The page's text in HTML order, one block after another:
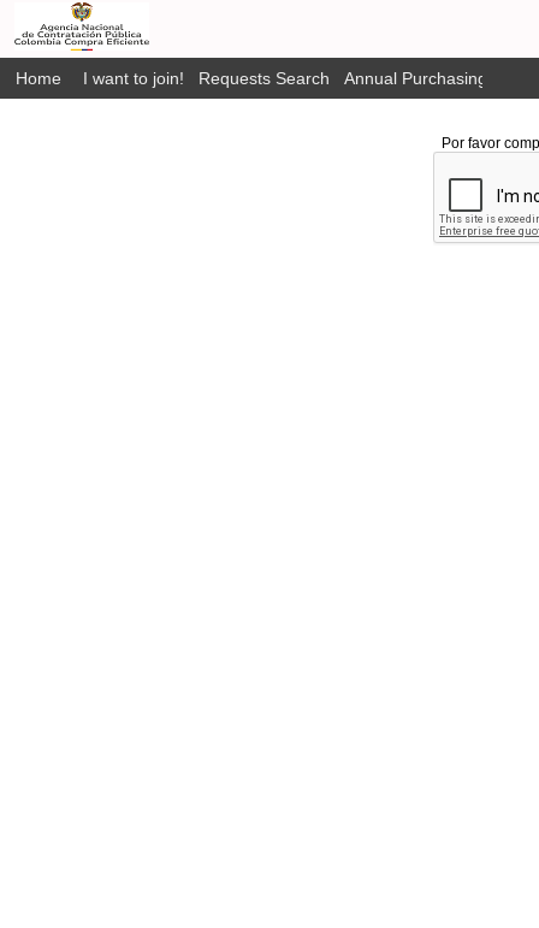
Home I want to join! Requests Search Annual Purchasing Plan
Por favor